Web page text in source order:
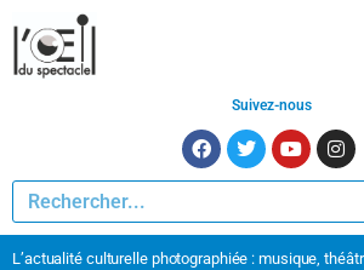
Suivez-nous
L’actualité culturelle photographiée : musique,